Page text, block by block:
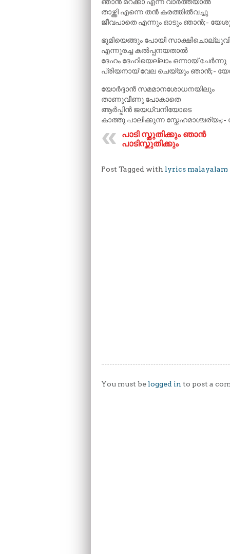
താഴ്ത്തി എന്നെ തൻ കരത്തിൽവച്ചു
ജീവപാതെ എന്നും ഓടും ഞാൻ;-
ഭൂമിയെങ്ങും പോയി
എന്നുരച്ച കൽപ്പനയതാൽ
ദേഹം ദേഹിയെല്ലാം ഒന്നായ് ചേർന്നു
പ്രിയനായ് വേല ചെയ്യും ഞാൻ;-
യോർദ്ദാൻ സമമാനശോധനയിലും
താണുവീണു പോകാതെ
ആർപ്പിൻ ജയധ്വനിയോടെ
കാത്തു പാലിക്കുന്ന
പാടി സ്തുതിക്കും ഞാൻ
പാടിസ്തുതിക്കും
Post Tagged with lyrics malayalam
You must be logged in to post a